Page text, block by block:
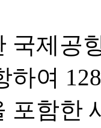
국제공
하여
포함한